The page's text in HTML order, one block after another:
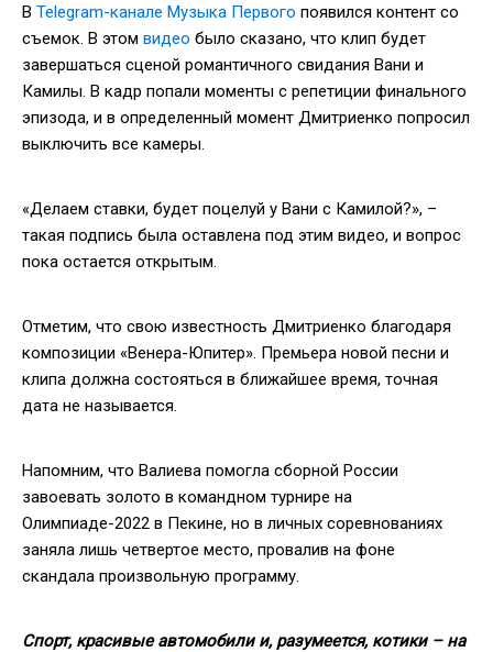
В Telegram-канале Музыка Первого появился контент со
съемок. В этом видео было сказано, что клип будет
завершаться сценой романтичного свидания Вани и
Камилы. В кадр попали моменты с репетиции финального
эпизода, и в определенный момент Дмитриенко попросил
выключить все камеры.
«Делаем ставки, будет поцелуй у Вани с Камилой?», –
такая подпись была оставлена под этим видео, и вопрос
пока остается открытым.
Отметим, что свою известность Дмитриенко благодаря
композиции «Венера-Юпитер». Премьера новой песни и
клипа должна состояться в ближайшее время, точная
дата не называется.
Напомним, что Валиева помогла сборной России
завоевать золото в командном турнире на
Олимпиаде-2022 в Пекине, но в личных соревнованиях
заняла лишь четвертое место, провалив на фоне
скандала произвольную программу.
Спорт, красивые автомобили и, разумеется, котики – на